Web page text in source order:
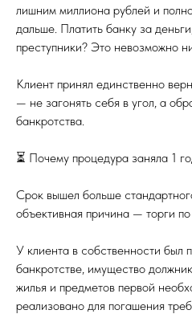
лишним миллиона рублей и
дальше. Платить банку за
преступники? Это невозможно
Клиент принял единственно
— не загонять себя в угол, а
банкротства.
⏳ Почему процедура заняла 1
Срок вышел больше
объективная причина — торги
У клиента в собственности был
банкротстве, имущество
жилья и предметов первой
реализовано для погашения